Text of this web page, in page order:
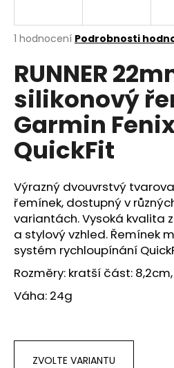
Průměrné
produktu
je
z
5
hvězdiček.
1 hodnocení Podrobnosti
RUNNER
silikonový
Garmin
QuickFit
Výrazný dvouvrstvý
řemínek, dostupný v
variantách. Vysoká kvalita
a stylový vzhled. Řemínek
systém rychloupínání
Rozměry: kratší část:
Váha: 24g
ZVOLTE VARIANTU
j
t
?
D
o
p
o
r
u
j